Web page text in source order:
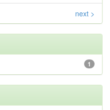
next >
1